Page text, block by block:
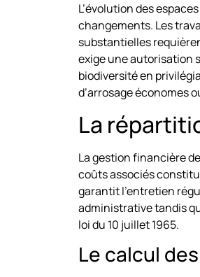
L’évolution des
changements. Les
substantielles
exige une autorisation
biodiversité en
d’arrosage économes
La
La gestion financière
coûts associés
garantit l’entretien
administrative tandis
loi du 10 juillet 1965.
Le calcul